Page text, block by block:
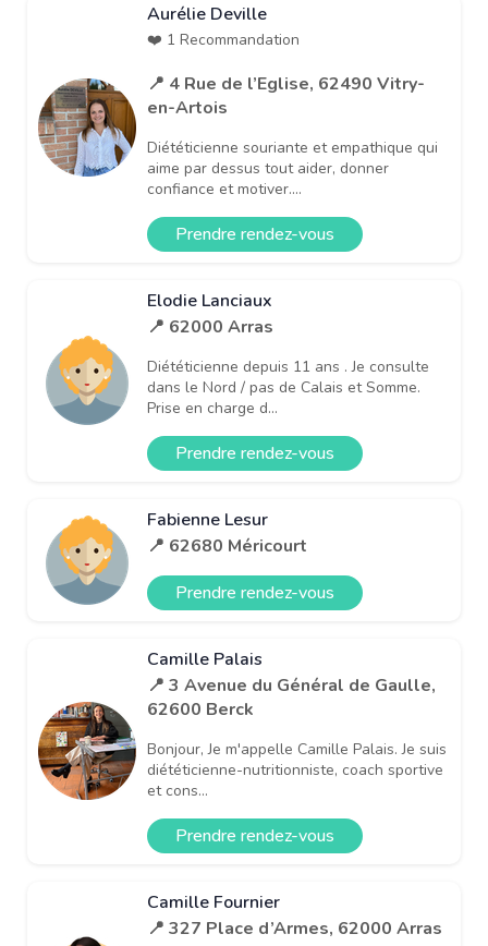
Aurélie Deville
❤️ 1 Recommandation
📍 4 Rue de l’Eglise, 62490 Vitry-
en-Artois
Diététicienne souriante et empathique qui
aime par dessus tout aider, donner
confiance et motiver....
Prendre rendez-vous
Elodie Lanciaux
📍 62000 Arras
Diététicienne depuis 11 ans . Je consulte
dans le Nord / pas de Calais et Somme.
Prise en charge d...
Prendre rendez-vous
Fabienne Lesur
📍 62680 Méricourt
Prendre rendez-vous
Camille Palais
📍 3 Avenue du Général de Gaulle,
62600 Berck
Bonjour, Je m'appelle Camille Palais. Je suis
diététicienne-nutritionniste, coach sportive
et cons...
Prendre rendez-vous
Camille Fournier
📍 327 Place d’Armes, 62000 Arras